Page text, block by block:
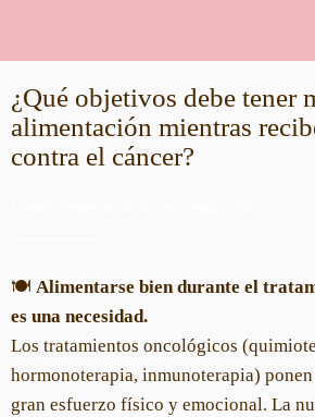
¿Qué objetivos debe tener
alimentación mientras
contra el cáncer?
🍽️ Alimentarse bien durante el
es una necesidad.
Los tratamientos oncológicos
hormonoterapia, inmunoterapia)
gran esfuerzo físico y emocional. La